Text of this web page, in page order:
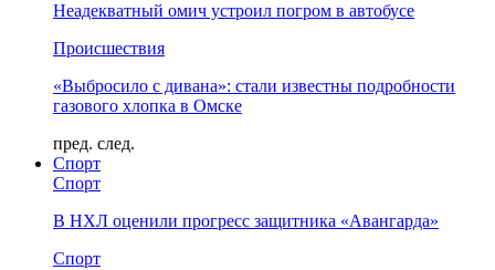
Неадекватный омич устроил погром в автобусе
Происшествия
«Выбросило с дивана»: стали известны подробности
газового хлопка в Омске
пред. след.
Спорт
Спорт
В НХЛ оценили прогресс защитника «Авангарда»
Спорт